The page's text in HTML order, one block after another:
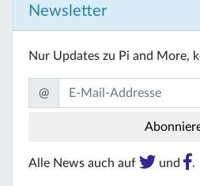
Newsletter
Nur Updates zu Pi and More,
@
Alle News auch auf und .